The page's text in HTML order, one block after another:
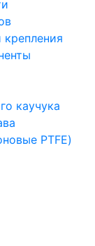
крепления
каучука
PTFE)